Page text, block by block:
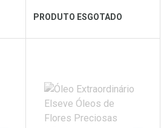
Ver Desconto Convênio
PRODUTO ESGOTADO
Laboratório
Por Menos